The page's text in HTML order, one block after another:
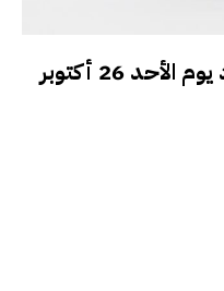
بدء التوقيت الشتوي في البلاد يوم الأحد 26 أكتوبر